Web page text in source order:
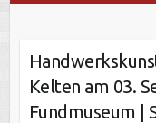
Kelten am 03.
Fundmuseum |